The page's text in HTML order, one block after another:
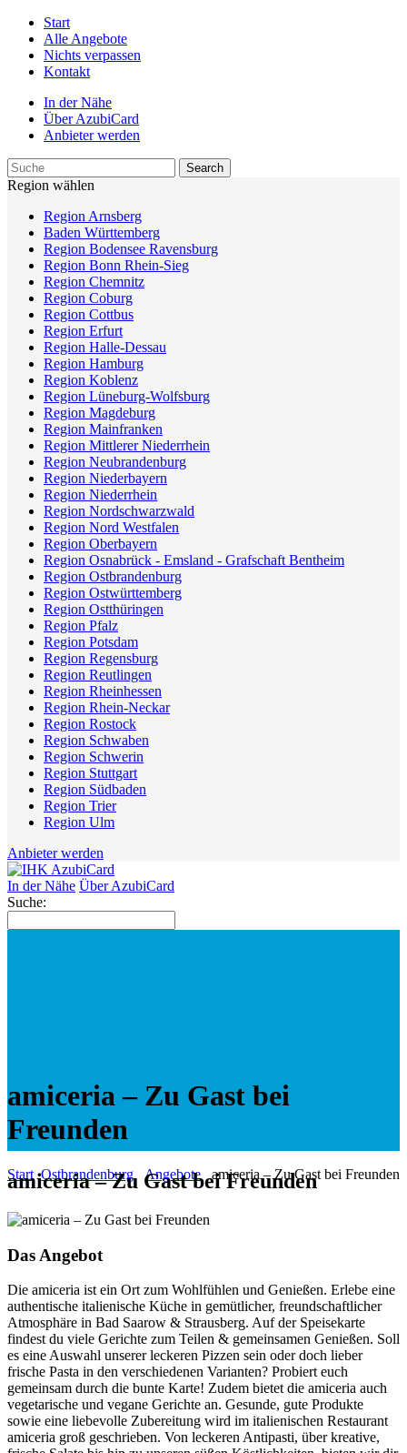
Start
Alle Angebote
Nichts verpassen
Kontakt
In der Nähe
Über AzubiCard
Anbieter werden
Region wählen
Region Arnsberg
Baden Württemberg
Region Bodensee Ravensburg
Region Bonn Rhein-Sieg
Region Chemnitz
Region Coburg
Region Cottbus
Region Erfurt
Region Halle-Dessau
Region Hamburg
Region Koblenz
Region Lüneburg-Wolfsburg
Region Magdeburg
Region Mainfranken
Region Mittlerer Niederrhein
Region Neubrandenburg
Region Niederbayern
Region Niederrhein
Region Nordschwarzwald
Region Nord Westfalen
Region Oberbayern
Region Osnabrück - Emsland - Grafschaft Bentheim
Region Ostbrandenburg
Region Ostwürttemberg
Region Ostthüringen
Region Pfalz
Region Potsdam
Region Regensburg
Region Reutlingen
Region Rheinhessen
Region Rhein-Neckar
Region Rostock
Region Schwaben
Region Schwerin
Region Stuttgart
Region Südbaden
Region Trier
Region Ulm
Anbieter werden
In der Nähe Über AzubiCard
Suche:
amiceria – Zu Gast bei
Freunden
Start Ostbrandenburg Angebote amiceria – Zu Gast bei Freunden
amiceria – Zu Gast bei Freunden
Das Angebot
Die amiceria ist ein Ort zum Wohlfühlen und Genießen. Erlebe eine
authentische italienische Küche in gemütlicher, freundschaftlicher
Atmosphäre in Bad Saarow & Strausberg. Auf der Speisekarte
findest du viele Gerichte zum Teilen & gemeinsamen Genießen. Soll
es eine Auswahl unserer leckeren Pizzen sein oder doch lieber
frische Pasta in den verschiedenen Varianten? Probiert euch
gemeinsam durch die bunte Karte! Zudem bietet die amiceria auch
vegetarische und vegane Gerichte an. Gesunde, gute Produkte
sowie eine liebevolle Zubereitung wird im italienischen Restaurant
amiceria groß geschrieben. Von leckeren Antipasti, über kreative,